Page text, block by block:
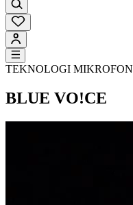
TEKNOLOGI MIKROFON
BLUE VO!CE